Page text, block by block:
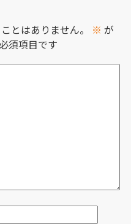
とはありません。 ※ が
須項目です